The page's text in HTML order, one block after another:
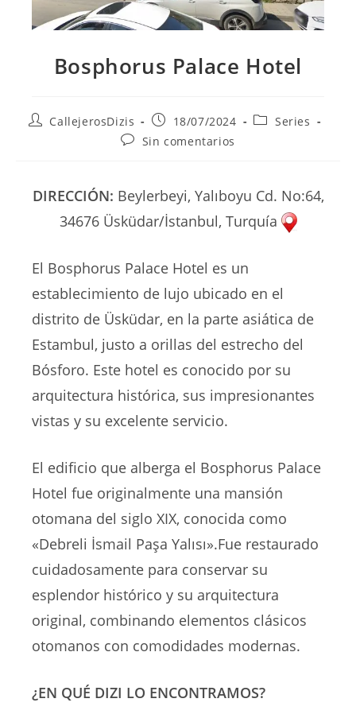
Bosphorus Palace Hotel
AutorCallejerosDizis
Publicación
la
18/07/2024
Categoría
Series
Comentarios
Sin comentarios
DIRECCIÓN: Beylerbeyi, Yalıboyu Cd. No:64,
34676 Üsküdar/İstanbul, Turquía
El Bosphorus Palace Hotel es un
establecimiento de lujo ubicado en el
distrito de Üsküdar, en la parte asiática de
Estambul, justo a orillas del estrecho del
Bósforo. Este hotel es conocido por su
arquitectura histórica, sus impresionantes
vistas y su excelente servicio.
El edificio que alberga el Bosphorus Palace
Hotel fue originalmente una mansión
otomana del siglo XIX, conocida como
«Debreli İsmail Paşa Yalısı».Fue restaurado
cuidadosamente para conservar su
esplendor histórico y su arquitectura
original, combinando elementos clásicos
otomanos con comodidades modernas.
¿EN QUÉ DIZI LO ENCONTRAMOS?